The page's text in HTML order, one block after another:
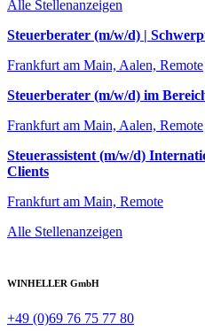
Alle Stellenanzeigen
Steuerberater (m/w/d) |
Frankfurt am Main, Aalen, Remote
Steuerberater (m/w/d) im
Frankfurt am Main, Aalen, Remote
Steuerassistent (m/w/d)
Clients
Frankfurt am Main, Remote
Alle Stellenanzeigen
WINHELLER GmbH
+49 (0)69 76 75 77 80